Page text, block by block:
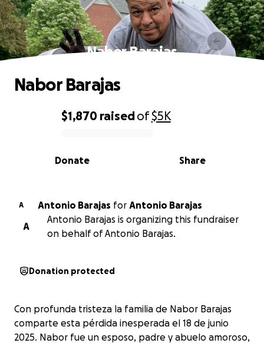
Nabor Barajas
0% complete
$1,870 raisedof$5K
Share
Donate
Nabor Barajas
A Antonio Barajas for Antonio Barajas
A
Antonio Barajas is organizing this fundraiser
on behalf of Antonio Barajas.
Donation protected
Con profunda tristeza la familia de Nabor Barajas
comparte esta pérdida inesperada el 18 de junio
2025. Nabor fue un esposo, padre y abuelo amoroso,